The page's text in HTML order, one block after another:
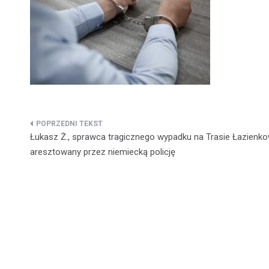
Nawigacja
wpisu
Łukasz Ż., sprawca tragicznego wypadku na Trasie
aresztowany przez niemiecką policję